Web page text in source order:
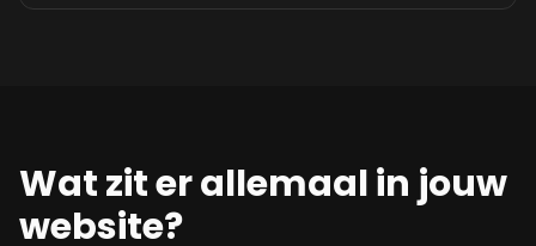
Wat zit er allemaal in jouw
website?